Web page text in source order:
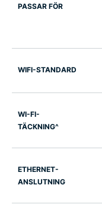
PASSAR FÖR
WIFI-STANDARD
WI-FI-
TÄCKNING^
ETHERNET-
ANSLUTNING